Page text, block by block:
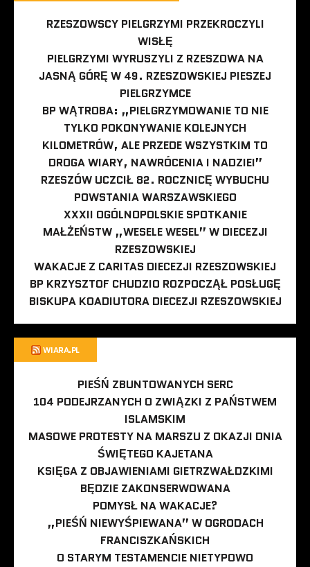
RZESZOWSCY PIELGRZYMI PRZEKROCZYLI
WISŁĘ
PIELGRZYMI WYRUSZYLI Z RZESZOWA NA
JASNĄ GÓRĘ W 49. RZESZOWSKIEJ PIESZEJ
PIELGRZYMCE
BP WĄTROBA: „PIELGRZYMOWANIE TO NIE
TYLKO POKONYWANIE KOLEJNYCH
KILOMETRÓW, ALE PRZEDE WSZYSTKIM TO
DROGA WIARY, NAWRÓCENIA I NADZIEI”
RZESZÓW UCZCIŁ 82. ROCZNICĘ WYBUCHU
POWSTANIA WARSZAWSKIEGO
XXXII OGÓLNOPOLSKIE SPOTKANIE
MAŁŻEŃSTW „WESELE WESEL” W DIECEZJI
RZESZOWSKIEJ
WAKACJE Z CARITAS DIECEZJI RZESZOWSKIEJ
BP KRZYSZTOF CHUDZIO ROZPOCZĄŁ POSŁUGĘ
BISKUPA KOADIUTORA DIECEZJI RZESZOWSKIEJ
WIARA.PL
PIEŚŃ ZBUNTOWANYCH SERC
104 PODEJRZANYCH O ZWIĄZKI Z PAŃSTWEM
ISLAMSKIM
MASOWE PROTESTY NA MARSZU Z OKAZJI DNIA
ŚWIĘTEGO KAJETANA
KSIĘGA Z OBJAWIENIAMI GIETRZWAŁDZKIMI
BĘDZIE ZAKONSERWOWANA
POMYSŁ NA WAKACJE?
„PIEŚŃ NIEWYŚPIEWANA” W OGRODACH
FRANCISZKAŃSKICH
O STARYM TESTAMENCIE NIETYPOWO